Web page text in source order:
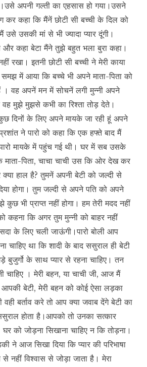
अपनी गल्ती का एहसास हो गया।उसने
कर कहा कि मैंनें छोटी सी बच्ची के दिल को
उसे उसकी मां से भी ज्यादा प्यार दूंगी।
और कहा बेटा मैंने तुझे बहुत भला बुरा कहा।
रखा। इतनी छोटी सी बच्ची ने मेरी काया
में आया कि बच्चे भी अपने माता-पिता को
वह अपनें मन में सोचनें लगी मुन्नी अपने
वह मुझे मुझसे कभी का रिश्ता तोड़ देते।
कुछ दिनों के लिए अपने मायके जा रही हूं अपने
ने पारो को कहा कि एक हफ्ते बाद मैं
मायके में पहुंच गई थी। घर में सब उसके
पिता, चाचा चाची उस कि ओर देख कर
क्या हाल है? तुमनें अपनी बेटी को जल्दी से
होगा। तुम जल्दी से अपने पति को अपने
भी प्राप्त नहीं होगा। हम तेरी मदद नहीं
कहना कि अगर तुम मुन्नी को बाहर नहीं
के लिए चली जाऊंगी।पारो बोली आप
चाहिए था कि शादी के बाद ससुराल ही बेटी
बुजुर्गो के साथ प्यार से रहना चाहिए। तन
चाहिए । मेरी बहन, या चाची जी, आज मैं
बेटी, मेरी बहन को कोई ऐसा लड़का
बर्ताव करे तो आप क्या जवाब देंगे बेटी का
होता है।आपको तो उनका सत्कार
को जोड़ना सिखाना चाहिए न कि तोड़ना।
ने आज सिखा दिया कि प्यार की परिभाषा
नहीं विश्वास से जोड़ा जाता है। मेरा